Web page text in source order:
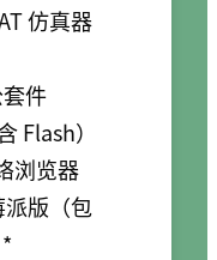
仿真器
件
Flash）
浏览器
版（包